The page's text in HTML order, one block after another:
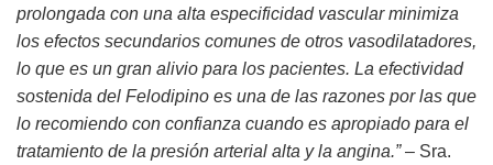
prolongada con una alta especificidad vascular minimiza
los efectos secundarios comunes de otros vasodilatadores,
lo que es un gran alivio para los pacientes. La efectividad
sostenida del Felodipino es una de las razones por las que
lo recomiendo con confianza cuando es apropiado para el
tratamiento de la presión arterial alta y la angina.”– Sra.